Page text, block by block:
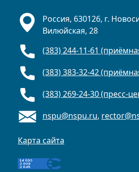
Россия, 630126, г.
Вилюйская, 28
(383) 244-11-61
(383) 383-32-42
(383) 269-24-30 (пресс-
nspu@nspu.ru,
Карта сайта